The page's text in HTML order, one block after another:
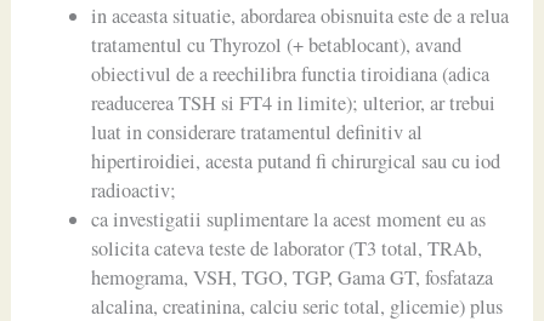
in aceasta situatie, abordarea obisnuita este de a relua
tratamentul cu Thyrozol (+ betablocant), avand
obiectivul de a reechilibra functia tiroidiana (adica
readucerea TSH si FT4 in limite); ulterior, ar trebui
luat in considerare tratamentul definitiv al
hipertiroidiei, acesta putand fi chirurgical sau cu iod
radioactiv;
ca investigatii suplimentare la acest moment eu as
solicita cateva teste de laborator (T3 total, TRAb,
hemograma, VSH, TGO, TGP, Gama GT, fosfataza
alcalina, creatinina, calciu seric total, glicemie) plus